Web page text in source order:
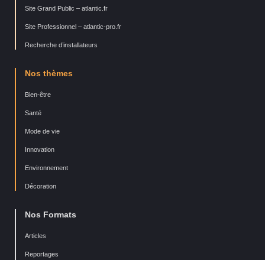
Site Grand Public – atlantic.fr
Site Professionnel – atlantic-pro.fr
Recherche d’installateurs
Nos thèmes
Bien-être
Santé
Mode de vie
Innovation
Environnement
Décoration
Nos Formats
Articles
Reportages